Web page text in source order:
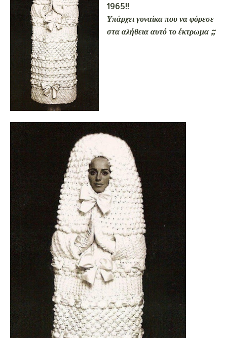
1965!!
Υπάρχει γυναίκα που να φόρεσε
στα αλήθεια αυτό το έκτρωμα ;;